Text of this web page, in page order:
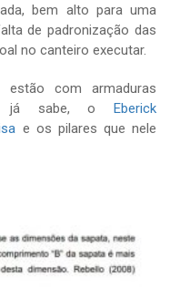
bem alto para uma
de padronização das
no canteiro executar.
estão com armaduras
já sabe, o
Eberick
e os pilares que nele